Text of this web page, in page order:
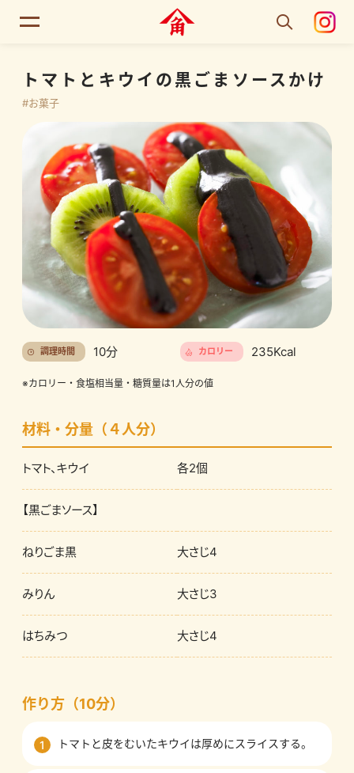
トマトとキウイの黒ごまソースかけ
#お菓子
調理時間 10分 カロリー 235Kcal
※カロリー・食塩相当量・糖質量は1人分の値
材料・分量（４人分）
トマト、キウイ 各2個
【黒ごまソース】
ねりごま黒 大さじ4
みりん 大さじ3
はちみつ 大さじ4
作り方（10分）
1 トマトと皮をむいたキウイは厚めにスライスする。